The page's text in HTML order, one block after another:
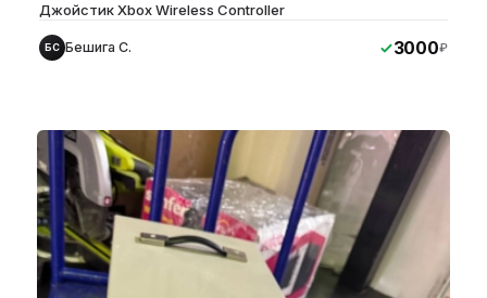
Джойстик Xbox Wireless Controller
БС Бешига С. 3000₽